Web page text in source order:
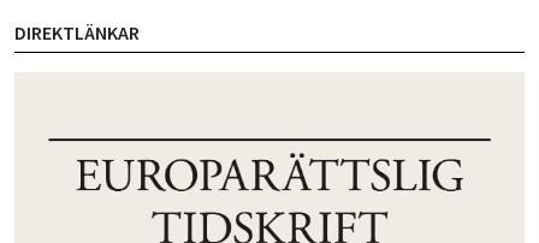
DIREKTLÄNKAR